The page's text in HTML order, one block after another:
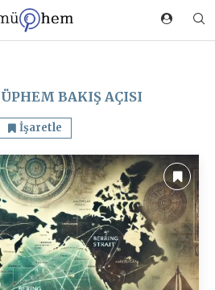
BAKIŞ AÇISI
İşaretle